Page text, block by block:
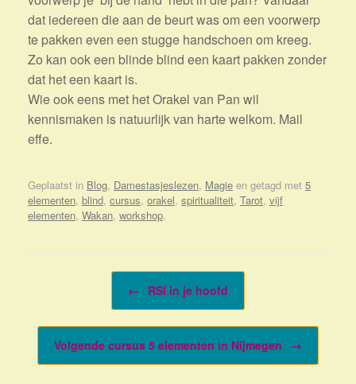
dat iedereen die aan de beurt was om een voorwerp
te pakken even een stugge handschoen om kreeg.
Zo kan ook een blinde blind een kaart pakken zonder
dat het een kaart is.
Wie ook eens met het Orakel van Pan wil
kennismaken is natuurlijk van harte welkom. Mail
effe.
Geplaatst in Blog, Damestasjeslezen, Magie en getagd met 5
elementen, blind, cursus, orakel, spiritualiteit, Tarot, vijf
elementen, Wakan, workshop.
← RSI in je hoofd
Volgende cursus 5 elementen in Nijmegen →